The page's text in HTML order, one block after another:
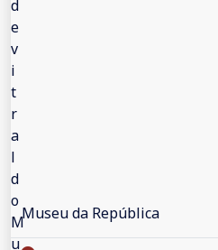
Museu da República